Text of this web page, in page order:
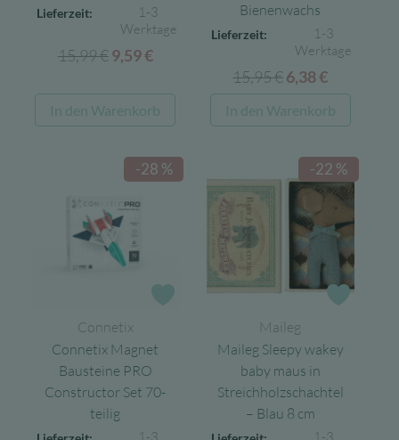
Lieferzeit:
1-3
Werktage
15,99€ Ursprünglicher
war:
15,99 €
9,59€Aktueller
ist:
9,59 €.
In den Warenkorb
Bienenwachs
Lieferzeit:
1-3
Werktage
15,95€Ursprünglicher
Preis
war:
6,38€Aktueller
Preis
ist:
In den Warenkorb
-28 %
Connetix
Connetix Magnet
Bausteine PRO
Constructor Set 70-
teilig
1-3
-22 %
Maileg
Maileg Sleepy wakey
baby maus in
Streichholzschachtel
– Blau 8 cm
1-3